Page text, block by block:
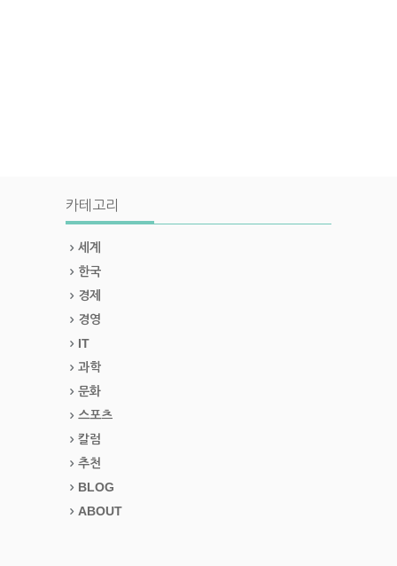
카테고리
세계
한국
경제
경영
IT
과학
문화
스포츠
칼럼
추천
BLOG
ABOUT